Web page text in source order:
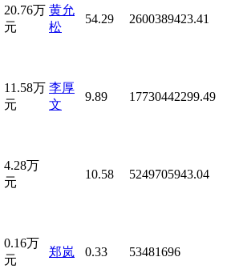
20.76万
元
黄允
松
54.29 2600389423.41
11.58万
元
李厚
文
9.89 17730442299.49
4.28万
元
10.58 5249705943.04
0.16万
元
郑岚 0.33 53481696